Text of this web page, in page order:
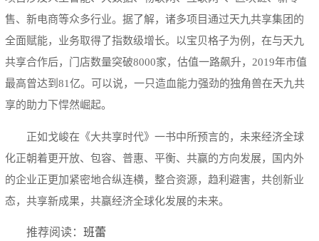
售、新电商等众多行业。据了解，诸多项目通过天九共享集团的
全面赋能，业务取得了指数级增长。以宝贝格子为例，在与天九
共享合作后，门店数量突破8000家，估值一路飙升，2019年市值
最高曾达到81亿。可以说，一只造血能力强劲的独角兽在天九共
享的助力下悍然崛起。
正如戈峻在《大共享时代》一书中所预言的，未来经济全球
化正朝着更开放、包容、普惠、平衡、共赢的方向发展，国内外
的企业正更加紧密地合纵连横，整合资源，趋利避害，共创新业
态，共享新成果，共赢经济全球化发展的未来。
推荐阅读：班蕾